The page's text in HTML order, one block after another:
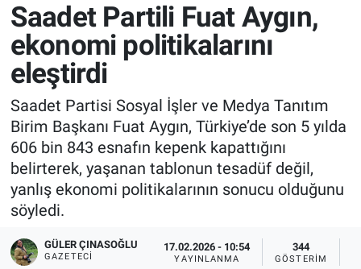
Saadet Partili Fuat Aygın,
ekonomi politikalarını
eleştirdi
Saadet Partisi Sosyal İşler ve Medya Tanıtım
Birim Başkanı Fuat Aygın, Türkiye’de son 5 yılda
606 bin 843 esnafın kepenk kapattığını
belirterek, yaşanan tablonun tesadüf değil,
yanlış ekonomi politikalarının sonucu olduğunu
söyledi.
GÜLER ÇINASOĞLU
GAZETECI
17.02.2026 - 10:54
YAYINLANMA
344
GÖSTERIM